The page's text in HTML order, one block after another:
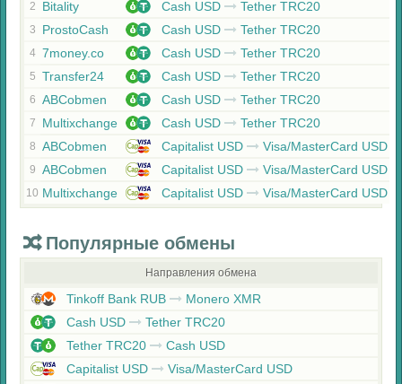
2 Bitality Cash USD Tether TRC20
3 ProstoCash Cash USD Tether TRC20
4 7money.co Cash USD Tether TRC20
5 Transfer24 Cash USD Tether TRC20
6 ABCobmen Cash USD Tether TRC20
7 Multixchange Cash USD Tether TRC20
8 ABCobmen Capitalist USD Visa/MasterCard USD
9 ABCobmen Capitalist USD Visa/MasterCard USD
10 Multixchange Capitalist USD Visa/MasterCard USD
Популярные обмены
Направления обмена
Tinkoff Bank RUB
Monero XMR
Cash USD
Tether TRC20
Tether TRC20
Cash USD
Capitalist USD
Visa/MasterCard USD